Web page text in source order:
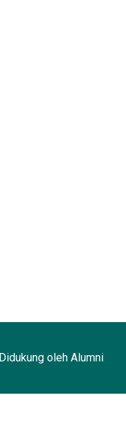
Didukung oleh Alumni